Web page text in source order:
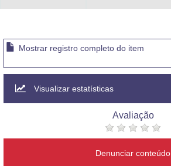
Mostrar registro completo do item
Visualizar estatísticas
Avaliação
Denunciar conteúdo